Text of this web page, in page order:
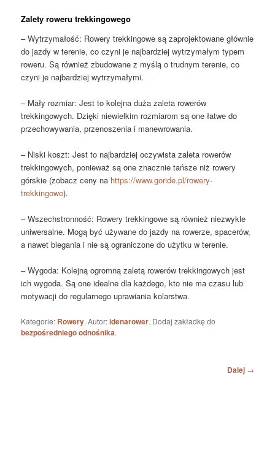
Zalety roweru trekkingowego
– Wytrzymałość: Rowery trekkingowe są zaprojektowane głównie
do jazdy w terenie, co czyni je najbardziej wytrzymałym typem
roweru. Są również zbudowane z myślą o trudnym terenie, co
czyni je najbardziej wytrzymałymi.
– Mały rozmiar: Jest to kolejna duża zaleta rowerów
trekkingowych. Dzięki niewielkim rozmiarom są one łatwe do
przechowywania, przenoszenia i manewrowania.
– Niski koszt: Jest to najbardziej oczywista zaleta rowerów
trekkingowych, ponieważ są one znacznie tańsze niż rowery
górskie (zobacz ceny na https://www.goride.pl/rowery-
trekkingowe).
– Wszechstronność: Rowery trekkingowe są również niezwykle
uniwersalne. Mogą być używane do jazdy na rowerze, spacerów,
a nawet biegania i nie są ograniczone do użytku w terenie.
– Wygoda: Kolejną ogromną zaletą rowerów trekkingowych jest
ich wygoda. Są one idealne dla każdego, kto nie ma czasu lub
motywacji do regularnego uprawiania kolarstwa.
Kategorie: Rowery. Autor:idenarower. Dodaj zakładkę do
bezpośredniego odnośnika.
Nawigacja
Dalej →